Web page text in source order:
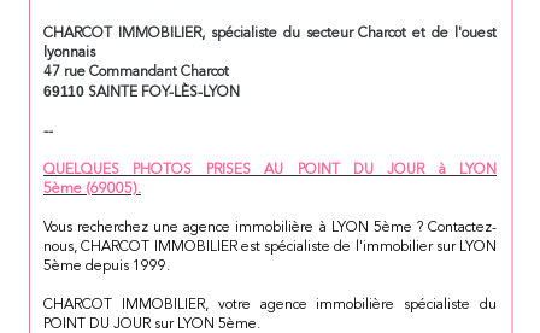
CHARCOT IMMOBILIER, spécialiste du secteur Charcot et de l'ouest
lyonnais
47 rue Commandant Charcot
69110 SAINTE FOY-LÈS-LYON
--
QUELQUES PHOTOS PRISES AU POINT DU JOUR à LYON
5ème (69005).
Vous recherchez une agence immobilière à LYON 5ème ? Contactez-
nous, CHARCOT IMMOBILIER est spécialiste de l'immobilier sur LYON
5ème depuis 1999.
CHARCOT IMMOBILIER, votre agence immobilière spécialiste du
POINT DU JOUR sur LYON 5ème.